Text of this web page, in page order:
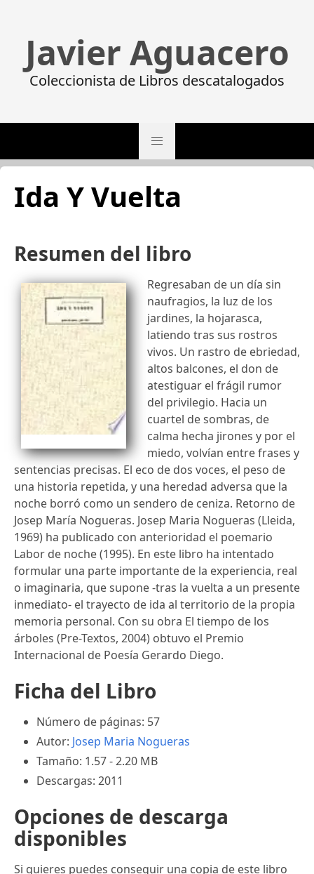
Javier Aguacero
Coleccionista de Libros descatalogados
Ida Y Vuelta
Resumen del libro
Regresaban de un día sin
naufragios, la luz de los
jardines, la hojarasca,
latiendo tras sus rostros
vivos. Un rastro de ebriedad,
altos balcones, el don de
atestiguar el frágil rumor
del privilegio. Hacia un
cuartel de sombras, de
calma hecha jirones y por el
miedo, volvían entre frases y
sentencias precisas. El eco de dos voces, el peso de
una historia repetida, y una heredad adversa que la
noche borró como un sendero de ceniza. Retorno de
Josep María Nogueras. Josep Maria Nogueras (Lleida,
1969) ha publicado con anterioridad el poemario
Labor de noche (1995). En este libro ha intentado
formular una parte importante de la experiencia, real
o imaginaria, que supone -tras la vuelta a un presente
inmediato- el trayecto de ida al territorio de la propia
memoria personal. Con su obra El tiempo de los
árboles (Pre-Textos, 2004) obtuvo el Premio
Internacional de Poesía Gerardo Diego.
Ficha del Libro
Número de páginas: 57
Autor: Josep Maria Nogueras
Tamaño: 1.57 - 2.20 MB
Descargas: 2011
Opciones de descarga
disponibles
Si quieres puedes conseguir una copia de este libro